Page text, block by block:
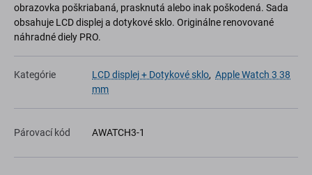
obrazovka poškriabaná, prasknutá alebo inak poškodená. Sada
obsahuje LCD displej a dotykové sklo. Originálne renovované
náhradné diely PRO.
Kategórie LCD displej + Dotykové sklo, Apple Watch 3 38
mm
Párovací kód AWATCH3-1